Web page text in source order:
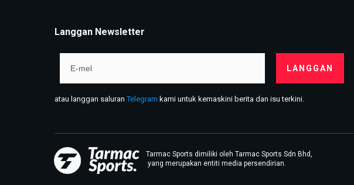
Langgan Newsletter
LANGGAN
atau langgan saluranTelegram kami untuk kemaskini berita dan isu terkini.
Tarmac Sports dimiliki oleh Tarmac Sports Sdn Bhd,
yang merupakan entiti media persendirian.